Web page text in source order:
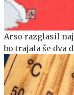
Arso razglasil
bo trajala še dva